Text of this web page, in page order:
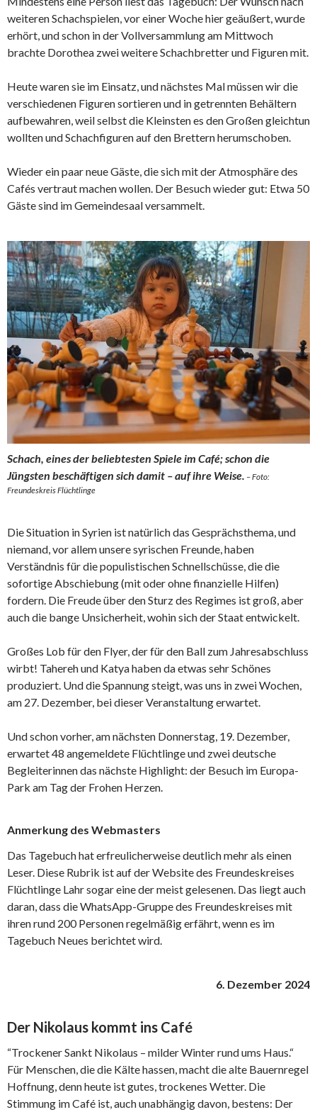
weiteren Schachspielen, vor einer Woche hier geäußert, wurde
erhört, und schon in der Vollversammlung am Mittwoch
brachte Dorothea zwei weitere Schachbretter und Figuren mit.
Heute waren sie im Einsatz, und nächstes Mal müssen wir die
verschiedenen Figuren sortieren und in getrennten Behältern
aufbewahren, weil selbst die Kleinsten es den Großen gleichtun
wollten und Schachfiguren auf den Brettern herumschoben.
Wieder ein paar neue Gäste, die sich mit der Atmosphäre des
Cafés vertraut machen wollen. Der Besuch wieder gut: Etwa 50
Gäste sind im Gemeindesaal versammelt.
Schach, eines der beliebtesten Spiele im Café; schon die
Jüngsten beschäftigen sich damit – auf ihre Weise. – Foto:
Freundeskreis Flüchtlinge
Die Situation in Syrien ist natürlich das Gesprächsthema, und
niemand, vor allem unsere syrischen Freunde, haben
Verständnis für die populistischen Schnellschüsse, die die
sofortige Abschiebung (mit oder ohne finanzielle Hilfen)
fordern. Die Freude über den Sturz des Regimes ist groß, aber
auch die bange Unsicherheit, wohin sich der Staat entwickelt.
Großes Lob für den Flyer, der für den Ball zum Jahresabschluss
wirbt! Tahereh und Katya haben da etwas sehr Schönes
produziert. Und die Spannung steigt, was uns in zwei Wochen,
am 27. Dezember, bei dieser Veranstaltung erwartet.
Und schon vorher, am nächsten Donnerstag, 19. Dezember,
erwartet 48 angemeldete Flüchtlinge und zwei deutsche
Begleiterinnen das nächste Highlight: der Besuch im Europa-
Park am Tag der Frohen Herzen.
Anmerkung des Webmasters
Das Tagebuch hat erfreulicherweise deutlich mehr als einen
Leser. Diese Rubrik ist auf der Website des Freundeskreises
Flüchtlinge Lahr sogar eine der meist gelesenen. Das liegt auch
daran, dass die WhatsApp-Gruppe des Freundeskreises mit
ihren rund 200 Personen regelmäßig erfährt, wenn es im
Tagebuch Neues berichtet wird.
6. Dezember 2024
Der Nikolaus kommt ins Café
“Trockener Sankt Nikolaus – milder Winter rund ums Haus.“
Für Menschen, die die Kälte hassen, macht die alte Bauernregel
Hoffnung, denn heute ist gutes, trockenes Wetter. Die
Stimmung im Café ist, auch unabhängig davon, bestens: Der